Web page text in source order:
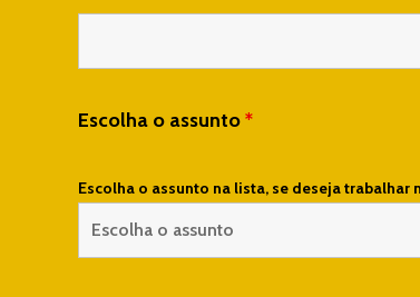
Escolha o assunto*
Escolha o assunto na lista, se deseja